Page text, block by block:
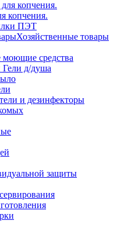
копчения.
ПЭТ
Хозяйственные товары
средства
д/душа
и дезинфекторы
защиты